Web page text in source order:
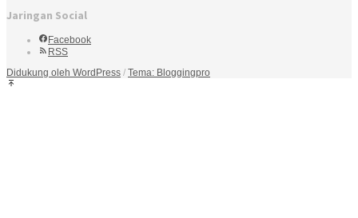
Jaringan Social
Facebook
RSS
Didukung oleh WordPress / Tema: Bloggingpro